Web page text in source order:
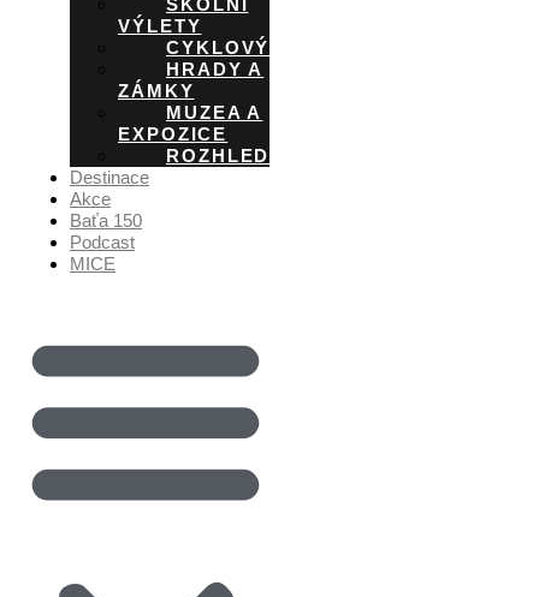
ŠKOLNÍ
VÝLETY
CYKLOVÝLETY
HRADY A
ZÁMKY
MUZEA A
EXPOZICE
ROZHLEDNY
Destinace
Akce
Baťa 150
Podcast
MICE